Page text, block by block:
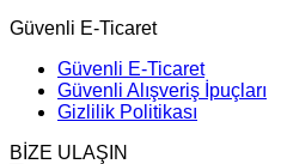
Güvenli E-Ticaret
Güvenli E-Ticaret
Güvenli Alışveriş İpuçları
Gizlilik Politikası
BİZE ULAŞIN